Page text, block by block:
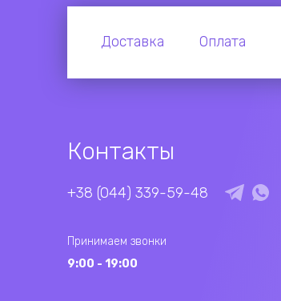
Доставка Оплата
Контакты
+38 (044) 339-59-48
Принимаем звонки
9:00 - 19:00